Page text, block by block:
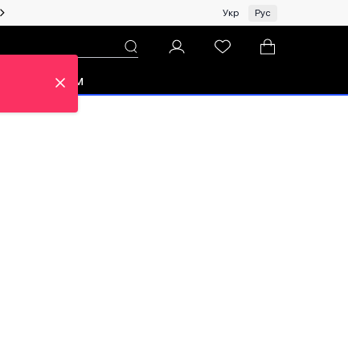
Женщинам | Топ бренды со скидками!
Укр Рус
Про ЦУМ